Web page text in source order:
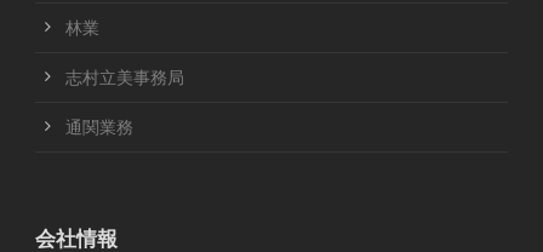
林業
志村立美事務局
通関業務
会社情報